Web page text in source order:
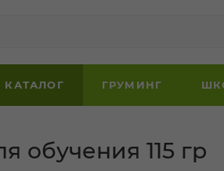
КАТАЛОГ ГРУМИНГ
обучения 115 гр